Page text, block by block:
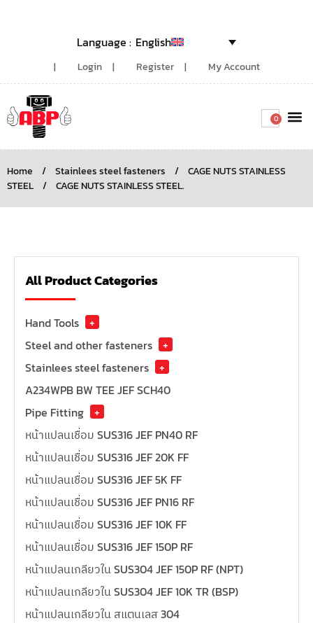
English
Login Register My Account
0
Home / Stainlees steel fasteners /
CAGE NUTS STAINLESS
STEEL
/ CAGE NUTS STAINLESS STEEL.
All Product Categories
Hand Tools
+
Steel and other fasteners
+
Stainlees steel fasteners
+
A234WPB BW TEE JEF SCH40
Pipe Fitting
+
หน้าแปลนเชื่อม SUS316 JEF PN40 RF
หน้าแปลนเชื่อม SUS316 JEF 20K FF
หน้าแปลนเชื่อม SUS316 JEF 5K FF
หน้าแปลนเชื่อม SUS316 JEF PN16 RF
หน้าแปลนเชื่อม SUS316 JEF 10K FF
หน้าแปลนเชื่อม SUS316 JEF 150P RF
หน้าแปลนเกลียวใน SUS304 JEF 150P RF (NPT)
หน้าแปลนเกลียวใน SUS304 JEF 10K TR (BSP)
หน้าแปลนเกลียวใน สแตนเลส 304